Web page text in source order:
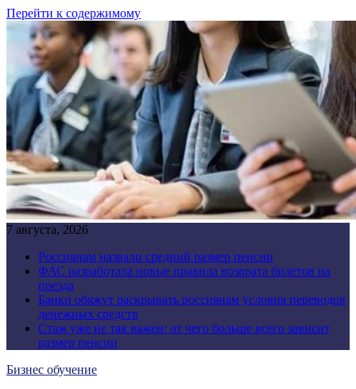
Перейти к содержимому
7 августа, 2026
Россиянам назвали средний размер пенсии
ФАС разработала новые правила возврата билетов на
поезда
Банки обяжут раскрывать россиянам условия переводов
денежных средств
Стаж уже не так важен: от чего больше всего зависит
размер пенсии
Бизнес обучение